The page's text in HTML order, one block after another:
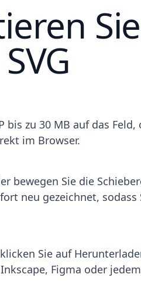
SVG
bis zu 30 MB auf das
im Browser.
bewegen Sie die
neu gezeichnet, sodass
Sie auf
Figma oder